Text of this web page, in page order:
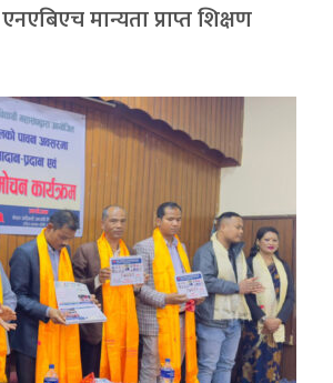
मान्यता प्राप्त शिक्षण